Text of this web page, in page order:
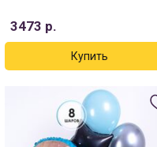
3473 р.